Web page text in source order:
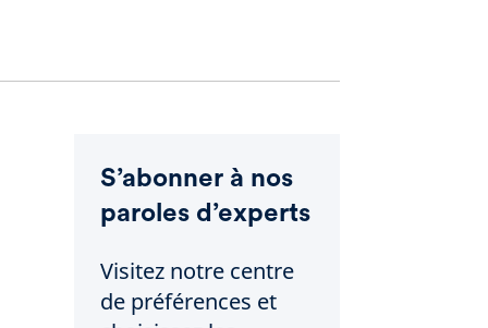
S’abonner à nos
paroles d’experts
Visitez notre centre
de préférences et